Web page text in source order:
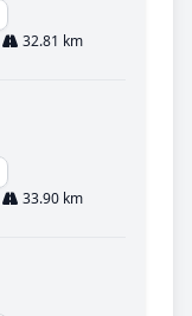
32.81 km
33.90 km